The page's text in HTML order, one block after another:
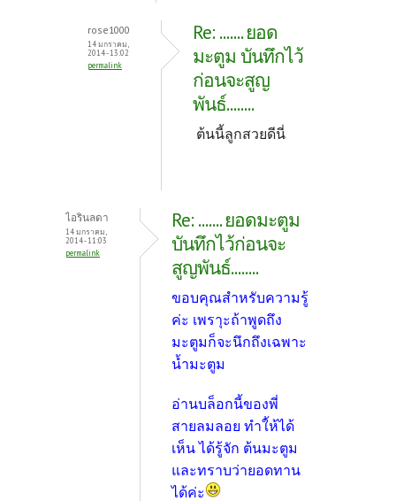
rose1000
14 มกราคม,
2014 - 13:02
permalink
Re: ....... ยอด
มะตูม บันทึกไว้
ก่อนจะสูญ
พันธ์........
ต้นนี้ลูกสวยดีนี่
ไอรินลดา
14 มกราคม,
2014 - 11:03
permalink
Re: ....... ยอดมะตูม
บันทึกไว้ก่อนจะ
สูญพันธ์........
ขอบคุณสำหรับความรู้
ค่ะ เพราุะถ้าพูดถึง
มะตูมก็จะนึกถึงเฉพาะ
น้ำมะตูม
อ่านบล็อกนี้ของพี่
สายลมลอย ทำใ้ห้ได้
เห็น ได้รู้จัก ต้นมะตูม
และทราบว่ายอดทาน
ได้ค่ะ